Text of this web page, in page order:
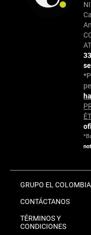
GRUPO EL
CONTÁCTANOS
TÉRMINOS Y
CONDICIONES